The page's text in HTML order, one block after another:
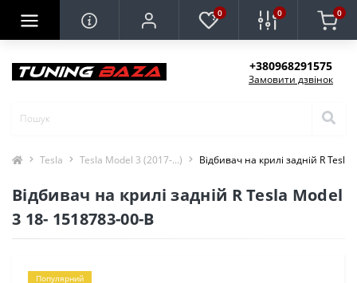
0 0 0
+380968291575
Замовити дзвінок
Tesla Tesla Model 3 (2017-...) Відбивач на крилі задній R
Відбивач на крилі задній R Tesla Model
3 18- 1518783-00-B
Популярний